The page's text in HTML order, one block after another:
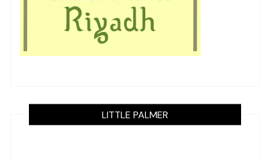
LITTLE PALMER